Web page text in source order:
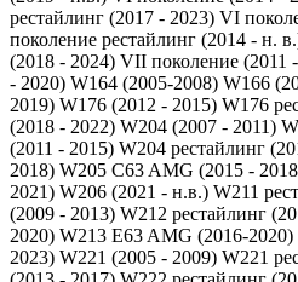
рестайлинг (2017 - 2023) VI
поколение рестайлинг (2014 - н.
(2018 - 2024) VII поколение (2011
- 2020) W164 (2005-2008) W166
2019) W176 (2012 - 2015) W176
(2018 - 2022) W204 (2007 - 2011)
(2011 - 2015) W204 рестайлинг
2018) W205 C63 AMG (2015 -
2021) W206 (2021 - н.в.) W211
(2009 - 2013) W212 рестайлинг
2020) W213 E63 AMG (2016-2020)
2023) W221 (2005 - 2009) W221